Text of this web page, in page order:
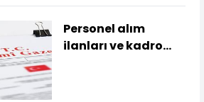
Personel alım
ilanları ve kadro